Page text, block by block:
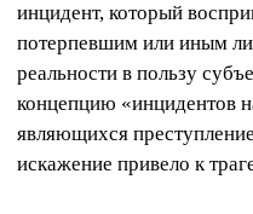
инцидент, который
потерпевшим или иным
реальности в пользу
концепцию «инцидентов
являющихся
искажение привело к